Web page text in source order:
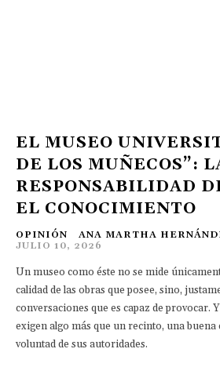
EL MUSEO
DE LOS MUÑECOS”:
RESPONSABILIDAD
EL CONOCIMIENTO
OPINIÓN ANA MARTHA
JULIO 10, 2026
Un museo como éste no se mide
calidad de las obras que posee, sino,
conversaciones que es capaz de provocar.
exigen algo más que un recinto, una buena
voluntad de sus autoridades.